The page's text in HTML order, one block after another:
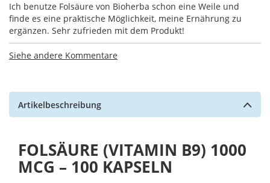
Ich benutze Folsäure von Bioherba schon eine Weile und
finde es eine praktische Möglichkeit, meine Ernährung zu
ergänzen. Sehr zufrieden mit dem Produkt!
Siehe andere Kommentare
Artikelbeschreibung
FOLSÄURE (VITAMIN B9) 1000
MCG – 100 KAPSELN